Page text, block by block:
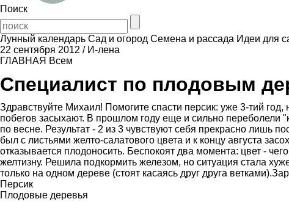
Поиск
Лунный календарь Сад и огород Семена и рассада Идеи для
22 сентября 2012 / И-лена
ГЛАВНАЯ Всем
Специалист по плодовым
Здравствуйте Михаил! Помогите спасти персик: уже 3-тий
побегов засыхают. В прошлом году еще и сильно переболели
по весне. Результат - 2 из 3 чувствуют себя прекрасно лишь
был с листьями желто-салатового цвета и к концу августа
отказывается плодоносить. Беспокоят два момента: цвет -
желтизну. Решила подкормить железом, но ситуация стала
только на одном дереве (стоят касаясь друг друга
Персик
Плодовые деревья